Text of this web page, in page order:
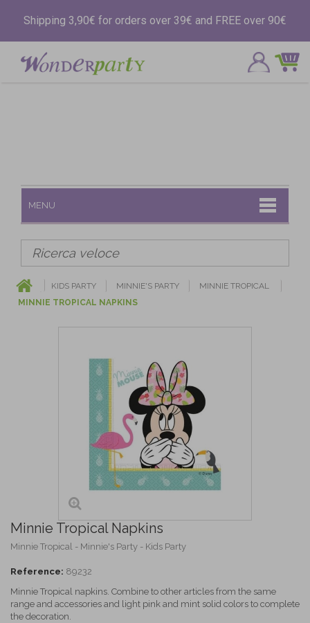
Shipping 3,90€ for orders over 39€ and FREE over 90€
MENU
KIDS PARTY MINNIE'S PARTY
MINNIE TROPICAL
MINNIE TROPICAL NAPKINS
Minnie Tropical Napkins
Minnie Tropical - Minnie's Party - Kids Party
Reference: 89232
Minnie Tropical napkins. Combine to other articles from the same
range and accessories and light pink and mint solid colors to complete
the decoration.